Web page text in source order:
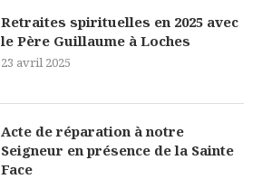
Retraites spirituelles en 2025 avec
le Père Guillaume à Loches
23 avril 2025
Acte de réparation à notre
Seigneur en présence de la Sainte
Face